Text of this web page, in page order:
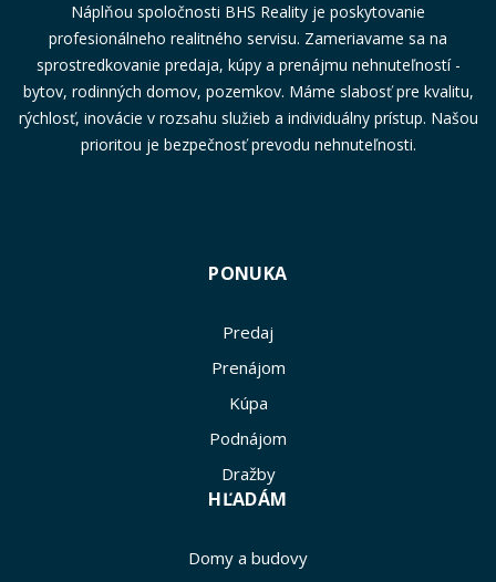
Náplňou spoločnosti BHS Reality je poskytovanie
profesionálneho realitného servisu. Zameriavame sa na
sprostredkovanie predaja, kúpy a prenájmu nehnuteľností -
bytov, rodinných domov, pozemkov. Máme slabosť pre kvalitu,
rýchlosť, inovácie v rozsahu služieb a individuálny prístup. Našou
prioritou je bezpečnosť prevodu nehnuteľnosti.
PONUKA
Predaj
Prenájom
Kúpa
Podnájom
Dražby
HĽADÁM
Domy a budovy